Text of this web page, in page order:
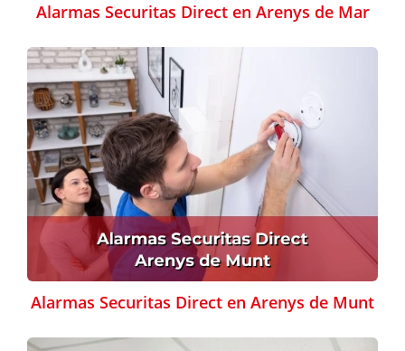
Alarmas Securitas Direct en Arenys de Mar
Alarmas Securitas Direct en Arenys de Munt